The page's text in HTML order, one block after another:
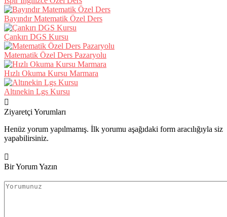
Bayındır Matematik Özel Ders
Çankırı DGS Kursu
Matematik Özel Ders Pazaryolu
Hızlı Okuma Kursu Marmara
Altınekin Lgs Kursu
Ziyaretçi Yorumları
Henüz yorum yapılmamış. İlk yorumu aşağıdaki form aracılığıyla siz
yapabilirsiniz.
Bir Yorum Yazın